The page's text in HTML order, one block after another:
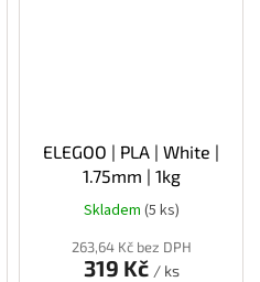
ELEGOO | PLA | White |
1.75mm | 1kg
Skladem (5 ks)
263,64 Kč bez DPH
319 Kč / ks